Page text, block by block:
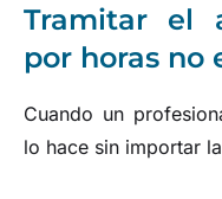
Tramitar el
por horas no
Cuando un
lo hace sin importar